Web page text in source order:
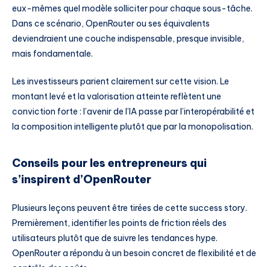
eux-mêmes quel modèle solliciter pour chaque sous-tâche.
Dans ce scénario, OpenRouter ou ses équivalents
deviendraient une couche indispensable, presque invisible,
mais fondamentale.
Les investisseurs parient clairement sur cette vision. Le
montant levé et la valorisation atteinte reflètent une
conviction forte : l’avenir de l’IA passe par l’interopérabilité et
la composition intelligente plutôt que par la monopolisation.
Conseils pour les entrepreneurs qui
s’inspirent d’OpenRouter
Plusieurs leçons peuvent être tirées de cette success story.
Premièrement, identifier les points de friction réels des
utilisateurs plutôt que de suivre les tendances hype.
OpenRouter a répondu à un besoin concret de flexibilité et de